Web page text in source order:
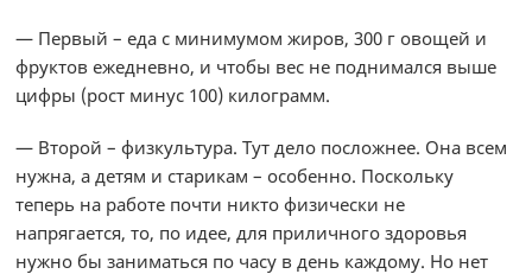
— Первый – еда с минимумом жиров, 300 г овощей и
фруктов ежедневно, и чтобы вес не поднимался выше
цифры (рост минус 100) килограмм.
— Второй – физкультура. Тут дело посложнее. Она всем
нужна, а детям и старикам – особенно. Поскольку
теперь на работе почти никто физически не
напрягается, то, по идее, для приличного здоровья
нужно бы заниматься по часу в день каждому. Но нет